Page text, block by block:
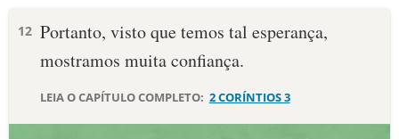
PALAVRA DO DIA
12 Portanto, visto que temos tal esperança,
mostramos muita confiança.
LEIA O CAPÍTULO COMPLETO: 2 CORÍNTIOS 3